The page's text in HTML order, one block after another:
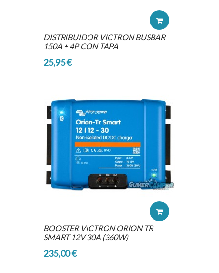
DISTRIBUIDOR VICTRON BUSBAR
150A + 4P CON TAPA
25,95 €
BOOSTER VICTRON ORION TR
SMART 12V 30A (360W)
235,00 €